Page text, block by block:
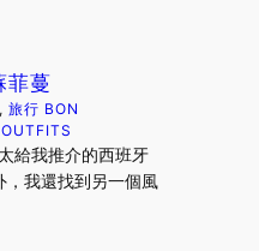
菲蔓
, 旅行 BON
給我推介的西班牙
我還找到另一個風